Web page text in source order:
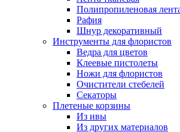
Полипропиленовая
Рафия
Шнур декоративный
Инструменты для флористов
Ведра для цветов
Клеевые пистолеты
Ножи для флористов
Очистители стебелей
Секаторы
Плетеные корзины
Из ивы
Из других материалов